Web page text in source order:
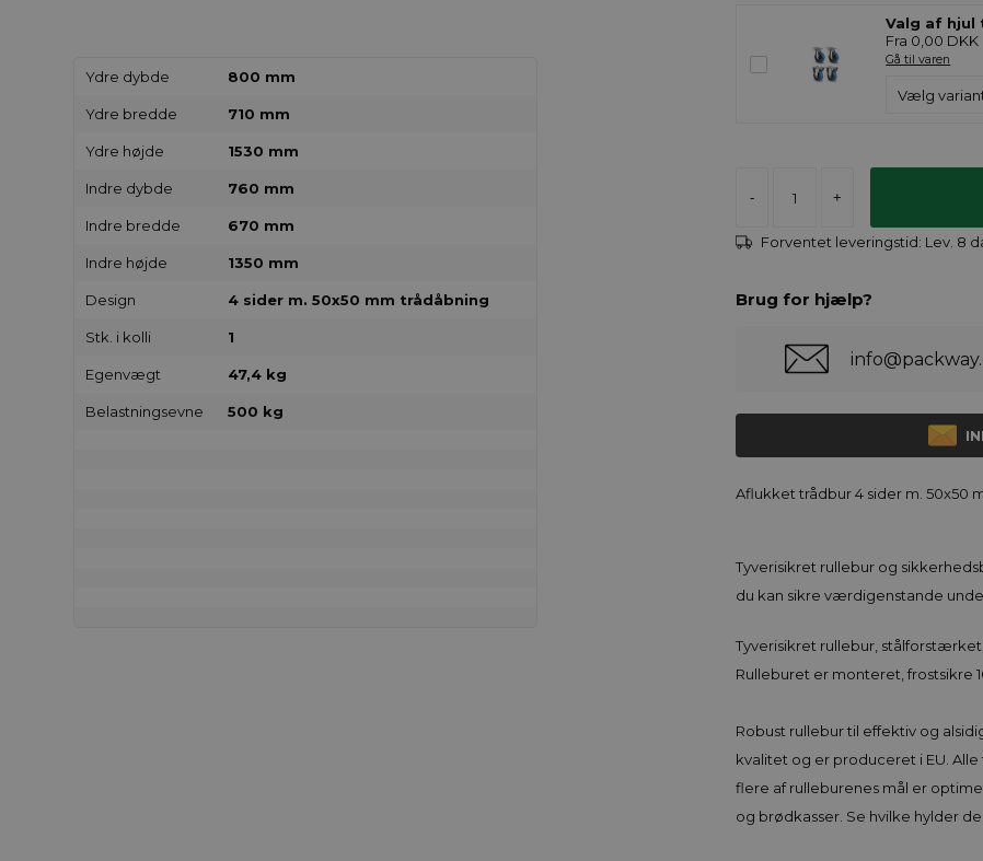
Ydre dybde 800 mm
Ydre bredde 710 mm
Ydre højde 1530 mm
Indre dybde 760 mm
Indre bredde 670 mm
Indre højde 1350 mm
Design 4 sider m. 50x50 mm trådåbning
Stk. i kolli 1
Egenvægt 47,4 kg
Belastningsevne 500 kg
Valg af hjul
Fra 0,00 DKK
Gå til varen
- +
Forventet leveringstid: Lev. 8
Brug for hjælp?
Aflukket trådbur 4 sider m. 50x50
Tyverisikret rullebur og
du kan sikre værdigenstande
Tyverisikret rullebur, stålforstærket
Rulleburet er monteret, frostsikre
Robust rullebur til effektiv og
kvalitet og er produceret i EU.
flere af rulleburenes mål er
og brødkasser. Se hvilke hylder